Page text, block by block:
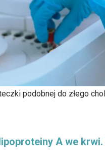
podobnej do złego
A we